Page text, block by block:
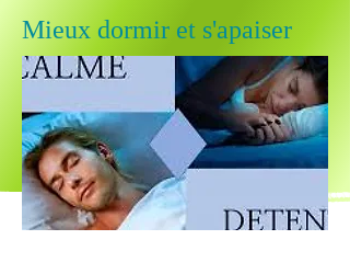
Mieux dormir et s'apaiser